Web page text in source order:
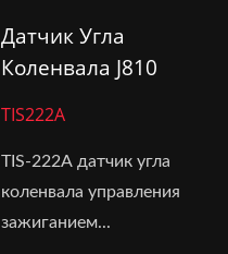
Датчик Угла
Коленвала J810
TIS222A
TIS-222A датчик угла
коленвала управления
зажиганием...